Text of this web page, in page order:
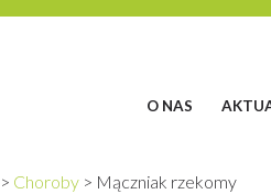
O NAS
> Choroby > Mączniak rzekomy